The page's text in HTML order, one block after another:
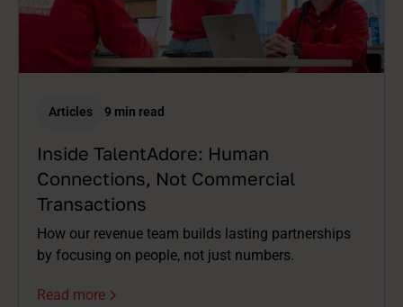
Articles 9 min read
Inside TalentAdore: Human
Connections, Not Commercial
Transactions
How our revenue team builds lasting partnerships
by focusing on people, not just numbers.
Read more